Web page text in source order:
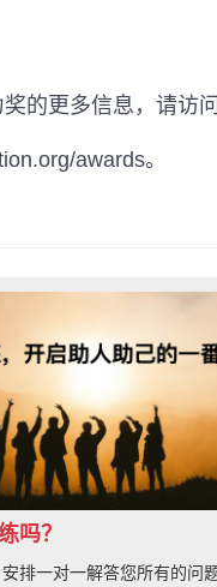
的更多信息，请访问
awards。
吗？
排一对一解答您所有的问